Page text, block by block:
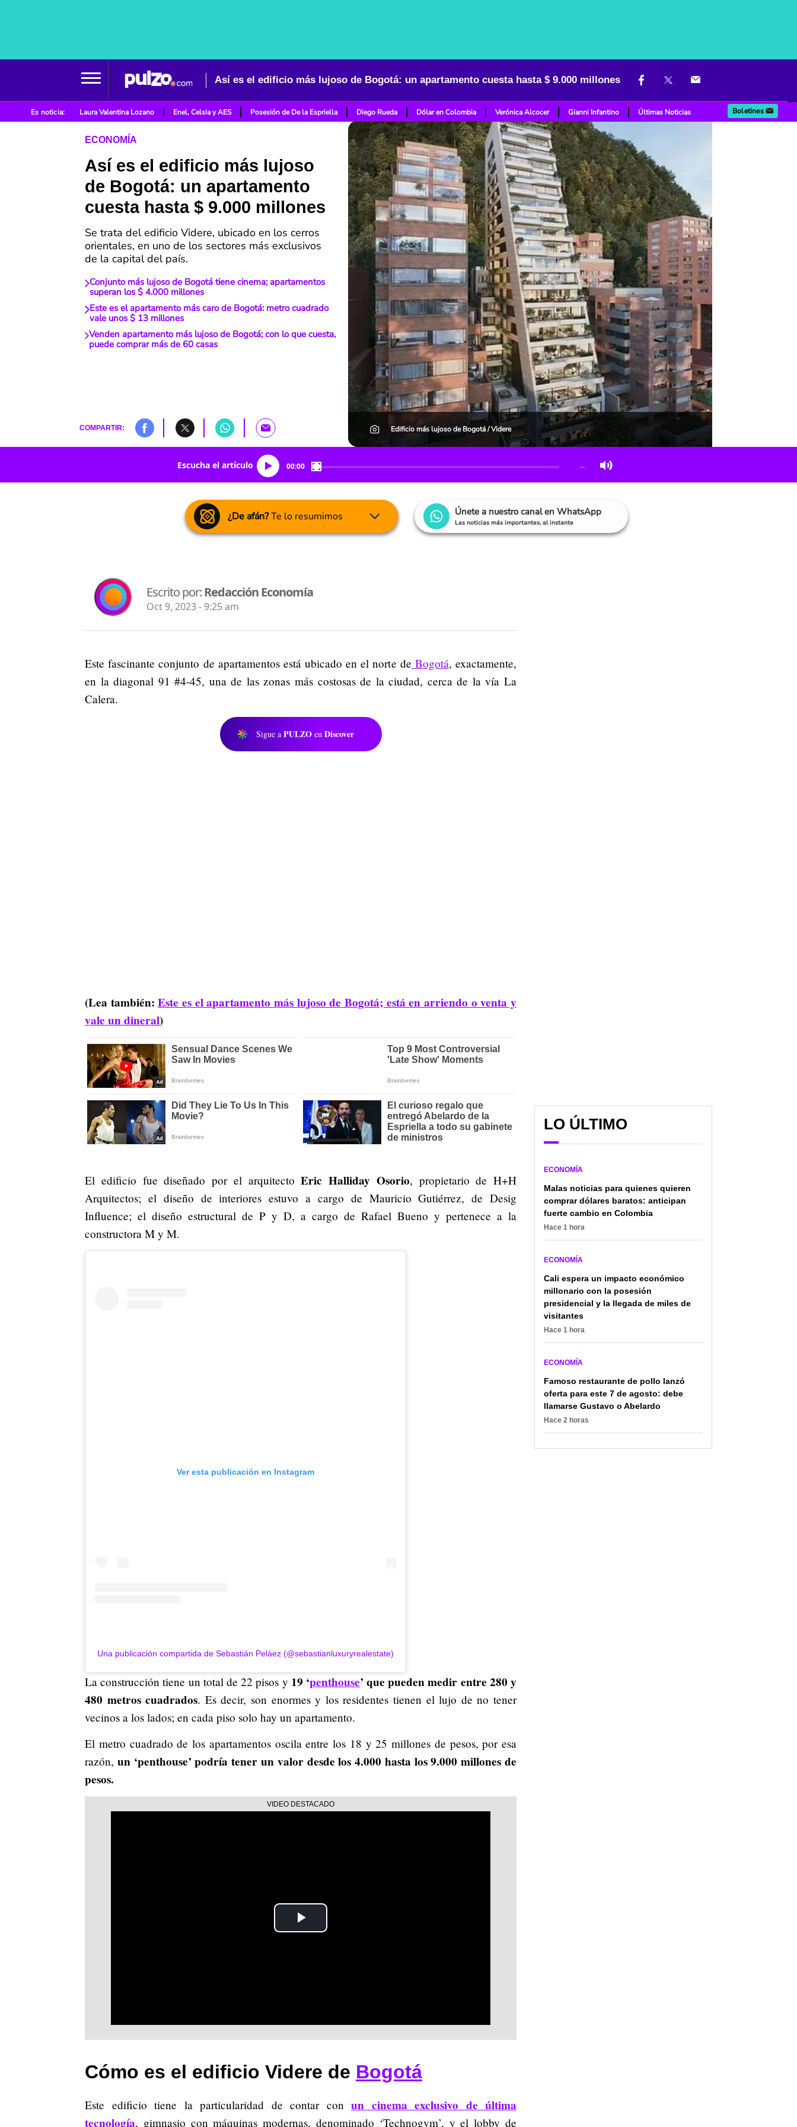
Así es el edificio más lujoso de Bogotá: un apartamento cuesta hasta $ 9.000 millones
Es noticia: Laura Valentina Lozano Enel, Celsia y AES Posesión de De la Espriella Diego Rueda Dólar en Colombia Verónica Alcocer Gianni Infantino Últimas Noticias Boletines
ECONOMÍA
Así es el edificio más lujoso
de Bogotá: un apartamento
cuesta hasta $ 9.000 millones
Se trata del edificio Videre, ubicado en los cerros
orientales, en uno de los sectores más exclusivos
de la capital del país.
Conjunto más lujoso de Bogotá tiene cinema; apartamentos
superan los $ 4.000 millones
Este es el apartamento más caro de Bogotá: metro cuadrado
vale unos $ 13 millones
Venden apartamento más lujoso de Bogotá; con lo que cuesta,
puede comprar más de 60 casas
COMPARTIR: Edificio más lujoso de Bogotá / Videre
Escucha el artículo 00:00 …
¿De afán?Te lo resumimos Únete a nuestro canal en WhatsApp
Las noticias más importantes, al instante
Escrito por:Redacción Economía
Oct 9, 2023 - 9:25 am
Este fascinante conjunto de apartamentos está ubicado en el norte de Bogotá, exactamente,
en la diagonal 91 #4-45, una de las zonas más costosas de la ciudad, cerca de la vía La
Calera.
Sigue a PULZO en Discover
(Lea también:Este es el apartamento más lujoso de Bogotá; está en arriendo o venta y
vale un dineral)
El edificio fue diseñado por el arquitectoEric Halliday Osorio, propietario de H+H
Arquitectos; el diseño de interiores estuvo a cargo de Mauricio Gutiérrez, de Desig
Influence; el diseño estructural de P y D, a cargo de Rafael Bueno y pertenece a la
constructora M y M.
Ver esta publicación en Instagram
Una publicación compartida de Sebastián Peláez (@sebastianluxuryrealestate)
La construcción tiene un total de 22 pisos y 19 ‘penthouse’ que pueden medir entre 280 y
480 metros cuadrados. Es decir, son enormes y los residentes tienen el lujo de no tener
vecinos a los lados; en cada piso solo hay un apartamento.
El metro cuadrado de los apartamentos oscila entre los 18 y 25 millones de pesos, por esa
razón, un‘penthouse’ podría tener un valor desde los 4.000 hasta los 9.000 millones de
pesos.
Play
Cómo es el edificio Videre de Bogotá
Este edificio tiene la particularidad de contar con un cinema exclusivo de última
tecnología, gimnasio con máquinas modernas, denominado ‘Technogym’, y el lobby de
LO ÚLTIMO
ECONOMÍA
Malas noticias para quienes quieren
comprar dólares baratos: anticipan
fuerte cambio en Colombia
Hace 1 hora
ECONOMÍA
Cali espera un impacto económico
millonario con la posesión
presidencial y la llegada de miles de
visitantes
Hace 1 hora
ECONOMÍA
Famoso restaurante de pollo lanzó
oferta para este 7 de agosto: debe
llamarse Gustavo o Abelardo
Hace 2 horas